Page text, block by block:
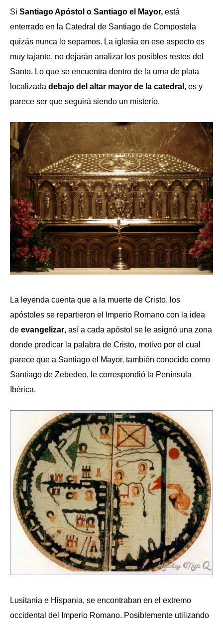
Si Santiago Apóstol o Santiago el Mayor, está
enterrado en la Catedral de Santiago de Compostela
quizás nunca lo sepamos. La iglesia en ese aspecto es
muy tajante, no dejarán analizar los posibles restos del
Santo. Lo que se encuentra dentro de la urna de plata
localizada debajo del altar mayor de la catedral , es y
parece ser que seguirá siendo un misterio.
La leyenda cuenta que a la muerte de Cristo, los
apóstoles se repartieron el Imperio Romano con la idea
de evangelizar, así a cada apóstol se le asignó una zona
donde predicar la palabra de Cristo, motivo por el cual
parece que a Santiago el Mayor, también conocido como
Santiago de Zebedeo, le correspondió la Península
Ibérica.
Lusitania e Hispania, se encontraban en el extremo
occidental del Imperio Romano. Posiblemente utilizando